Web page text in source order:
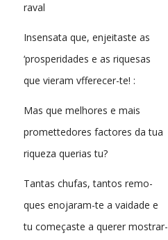
raval
Insensata que, enjeitaste as
‘prosperidades e as riquesas
que vieram vfferecer-te! :
Mas que melhores e mais
promettedores factores da tua
riqueza querias tu?
Tantas chufas, tantos remo-
ques enojaram-te a vaidade e
tu começaste a querer mostrar-